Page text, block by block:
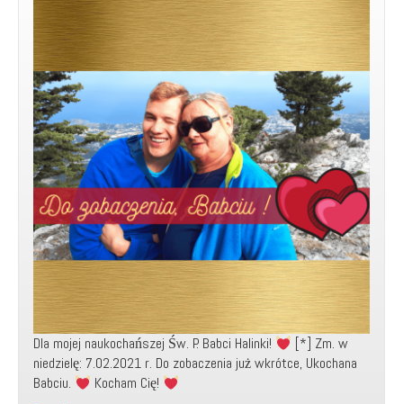
Dla mojej naukochańszej Św. P. Babci Halinki!
[*] Zm. w
niedzielę: 7.02.2021 r. Do zobaczenia już wkrótce, Ukochana
Babciu.
Kocham Cię!